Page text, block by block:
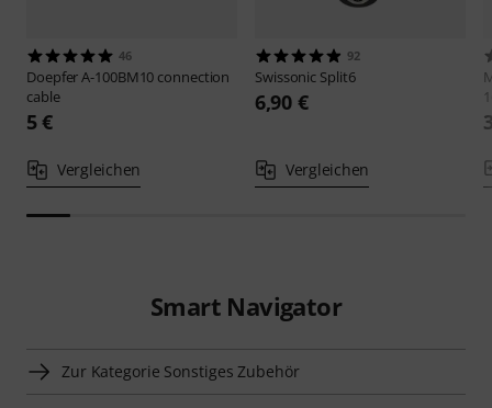
46
DoepferA-100BM10 connection
cable
5 €
Vergleichen
92
Swissonic Split6
6,90 €
Vergleichen
Smart Navigator
Zur Kategorie Sonstiges Zubehör